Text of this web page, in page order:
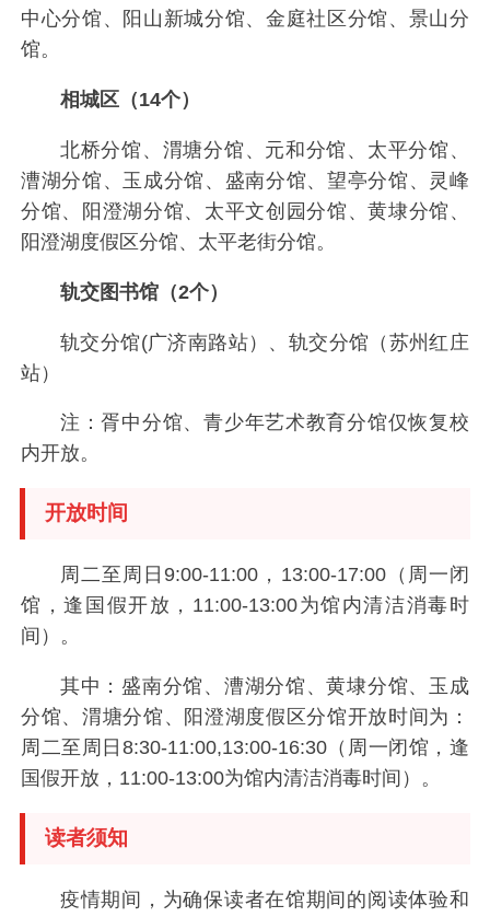
中心分馆、阳山新城分馆、金庭社区分馆、景山分
馆。
相城区（14个）
北桥分馆、渭塘分馆、元和分馆、太平分馆、
漕湖分馆、玉成分馆、盛南分馆、望亭分馆、灵峰
分馆、阳澄湖分馆、太平文创园分馆、黄埭分馆、
阳澄湖度假区分馆、太平老街分馆。
轨交图书馆（2个）
轨交分馆(广济南路站）、轨交分馆（苏州红庄
站）
注：胥中分馆、青少年艺术教育分馆仅恢复校
内开放。
开放时间
周二至周日9:00-11:00，13:00-17:00（周一闭
馆，逢国假开放，11:00-13:00为馆内清洁消毒时
间）。
其中：盛南分馆、漕湖分馆、黄埭分馆、玉成
分馆、渭塘分馆、阳澄湖度假区分馆开放时间为：
周二至周日8:30-11:00,13:00-16:30（周一闭馆，逢
国假开放，11:00-13:00为馆内清洁消毒时间）。
读者须知
疫情期间，为确保读者在馆期间的阅读体验和